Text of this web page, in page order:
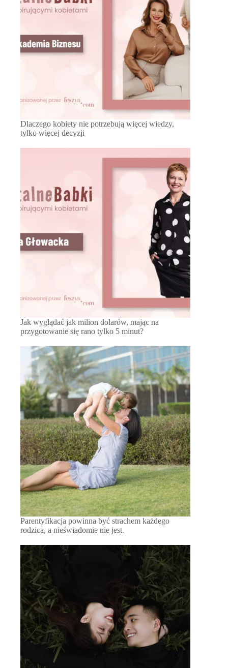
Dlaczego kobiety nie potrzebują więcej wiedzy,
tylko więcej decyzji
Jak wyglądać jak milion dolarów, mając na
przygotowanie się rano tylko 5 minut?
Parentyfikacja powinna być strachem każdego
rodzica, a nieświadomie nie jest.